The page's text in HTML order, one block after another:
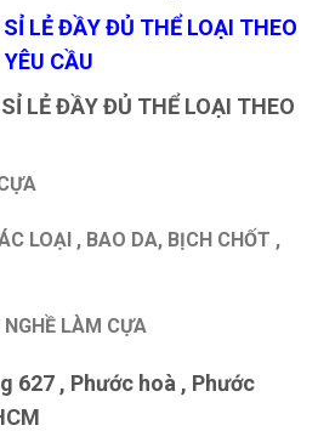
LẺ ĐẦY ĐỦ THỂ LOẠI THEO
YÊU CẦU
LẺ ĐẦY ĐỦ THỂ LOẠI THEO
LOẠI , BAO DA, BỊCH CHỐT ,
LÀM CỰA
627 , Phước hoà , Phước